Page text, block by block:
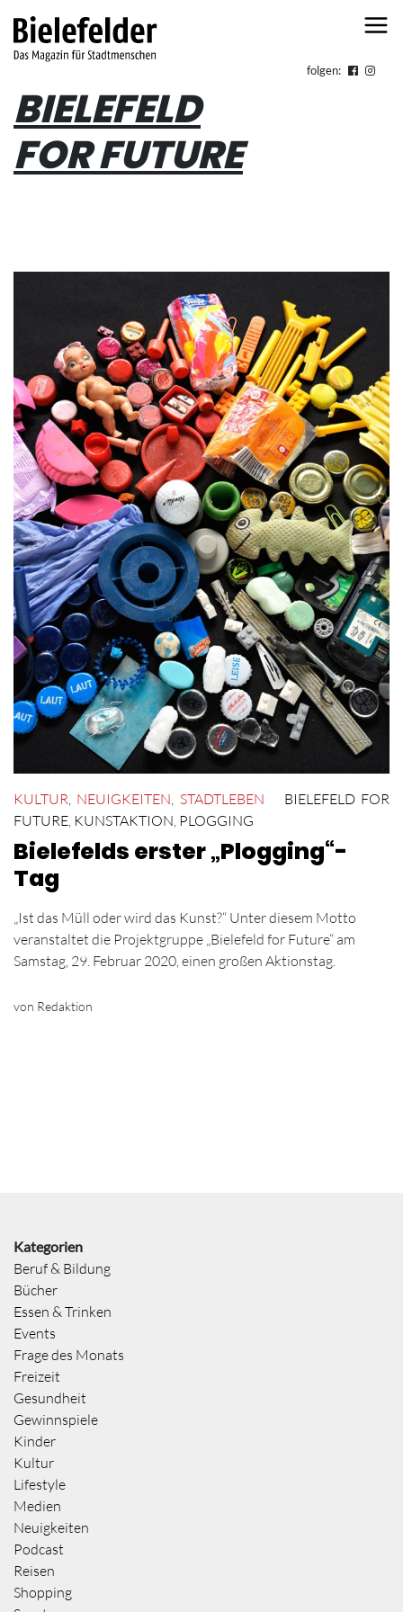
folgen:
BIELEFELD
FOR FUTURE
KULTUR NEUIGKEITEN STADTLEBEN
BIELEFELD FOR
FUTURE KUNSTAKTION PLOGGING
Bielefelds erster „Plogging“-
Tag
„Ist das Müll oder wird das Kunst?“ Unter diesem Motto
veranstaltet die Projektgruppe „Bielefeld for Future“ am
Samstag, 29. Februar 2020, einen großen Aktionstag.
von Redaktion
Kategorien
Beruf & Bildung
Bücher
Essen & Trinken
Events
Frage des Monats
Freizeit
Gesundheit
Gewinnspiele
Kinder
Kultur
Lifestyle
Medien
Neuigkeiten
Podcast
Reisen
Shopping